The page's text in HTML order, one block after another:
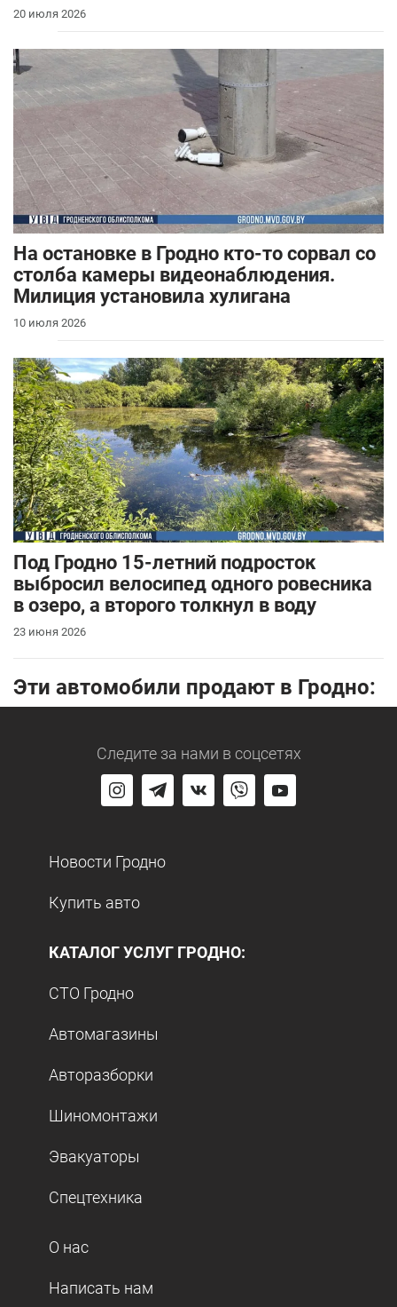
20 июля 2026
На остановке в Гродно кто-то сорвал со
столба камеры видеонаблюдения.
Милиция установила хулигана
10 июля 2026
Под Гродно 15-летний подросток
выбросил велосипед одного ровесника
в озеро, а второго толкнул в воду
23 июня 2026
Эти автомобили продают в Гродно:
Следите за нами в соцсетях
Новости Гродно
Купить авто
КАТАЛОГ УСЛУГ ГРОДНО:
СТО Гродно
Автомагазины
Авторазборки
Шиномонтажи
Эвакуаторы
Спецтехника
О нас
Написать нам